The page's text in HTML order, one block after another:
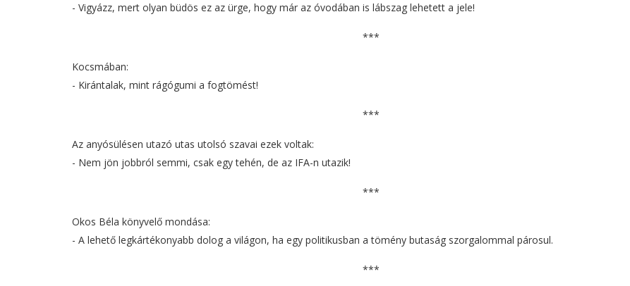
- Vigyázz, mert olyan büdös ez az ürge, hogy már az óvodában is lábszag lehetett a jele!
***
Kocsmában:
- Kirántalak, mint rágógumi a fogtömést!
***
Az anyósülésen utazó utas utolsó szavai ezek voltak:
- Nem jön jobbról semmi, csak egy tehén, de az IFA-n utazik!
***
Okos Béla könyvelő mondása:
- A lehető legkártékonyabb dolog a világon, ha egy politikusban a tömény butaság szorgalommal párosul.
***